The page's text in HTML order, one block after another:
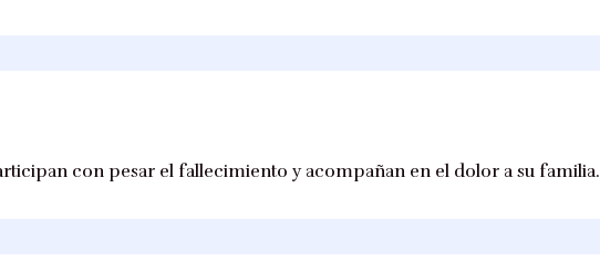
con pesar el fallecimiento y acompañan en el dolor a su familia.